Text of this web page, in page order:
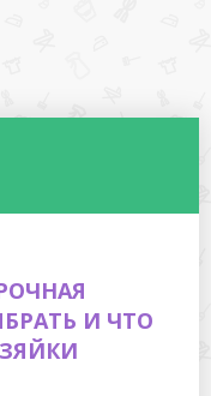
И ЧТО